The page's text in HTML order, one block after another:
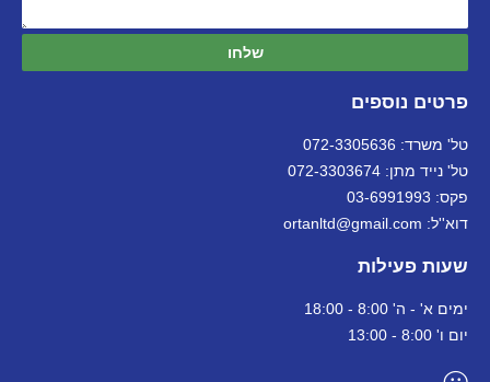
פרטים נוספים
טל' משרד: 072-3305636
טל' נייד מתן: 072-3303674
פקס: 03-6991993
דוא''ל: ortanltd@gmail.com
שעות פעילות
ימים א' - ה' 8:00 - 18:00
יום ו' 8:00 - 13:00
שלחו